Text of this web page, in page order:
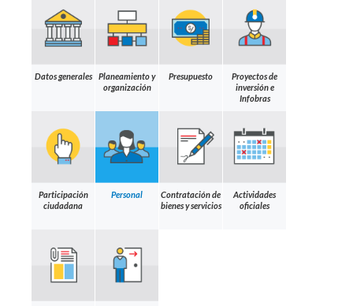
Datos generales
Planeamiento y
organización
Presupuesto
Proyectos de
inversión e
Infobras
Participación
ciudadana
Personal
Contratación de
bienes y servicios
Actividades
oficiales